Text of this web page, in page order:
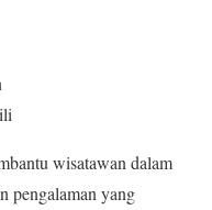
wisatawan dalam
pengalaman yang